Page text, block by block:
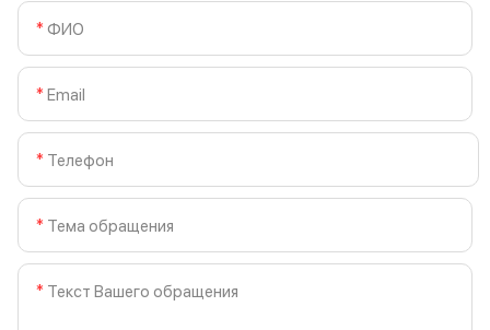
ФИО
Email
Телефон
Тема обращения
Текст Вашего обращения